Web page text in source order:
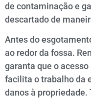
de contaminação e
descartado de
Antes do
ao redor da fossa.
garanta que o
facilita o trabalho da
danos à propriedade.